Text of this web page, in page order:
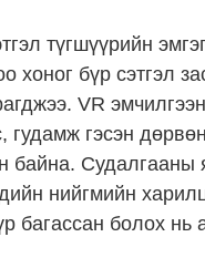
түгшүүрийн
хоног бүр сэтгэл
VR
гудамж гэсэн
байна. Судалгааны
нийгмийн
багассан болох нь